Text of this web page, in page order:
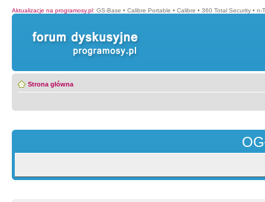
Aktualizacje na programosy.pl: GS-Base • Calibre Portable • Calibre • 360 Total Security • n-
Strona główna